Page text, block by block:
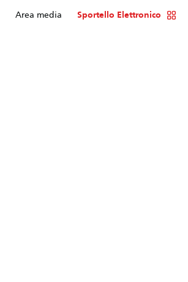
Area media Sportello Elettronico